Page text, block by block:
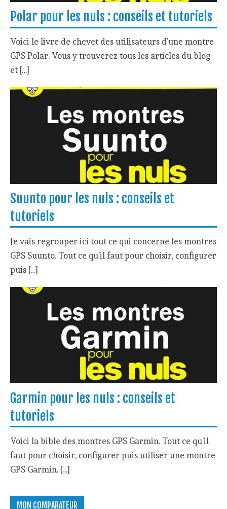
Polar pour les nuls : conseils et tutoriels
Voici le livre de chevet des utilisateurs d’une montre
GPS Polar. Vous y trouverez tous les articles du blog
et […]
Suunto pour les nuls : conseils et
tutoriels
Je vais regrouper ici tout ce qui concerne les montres
GPS Suunto. Tout ce qu’il faut pour choisir, configurer
puis […]
Garmin pour les nuls : conseils et
tutoriels
Voici la bible des montres GPS Garmin. Tout ce qu’il
faut pour choisir, configurer puis utiliser une montre
GPS Garmin. […]
MON COMPARATEUR